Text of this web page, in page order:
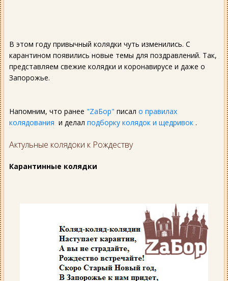
В этом году привычный колядки чуть изменились. С
карантином появились новые темы для поздравлений. Так,
представляем свежие колядки и коронавирусе и даже о
Запорожье.
Напомним, что ранее "ZаБор" писал о правилах
колядования и делал подборку колядок и щедривок .
Актульные колядоки к Рождеству
Карантинные колядки